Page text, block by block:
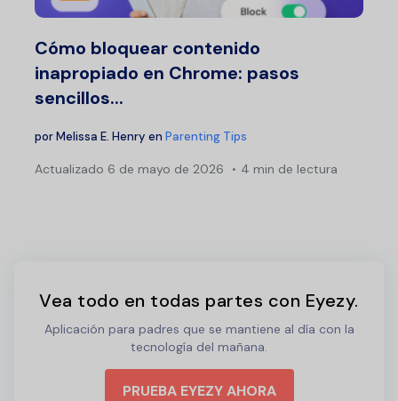
Cómo bloquear contenido
inapropiado en Chrome: pasos
sencillos...
porMelissa E. Henry en Parenting Tips
Actualizado 6 de mayo de 2026 4 min de lectura
Vea todo en todas partes con Eyezy.
Aplicación para padres que se mantiene al día con la
tecnología del mañana.
PRUEBA EYEZY AHORA